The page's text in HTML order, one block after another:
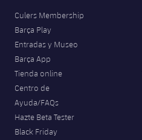
Culers Membership
Barça Play
Entradas y Museo
Barça App
Tienda online
Centro de
Ayuda/FAQs
Hazte Beta Tester
Black Friday